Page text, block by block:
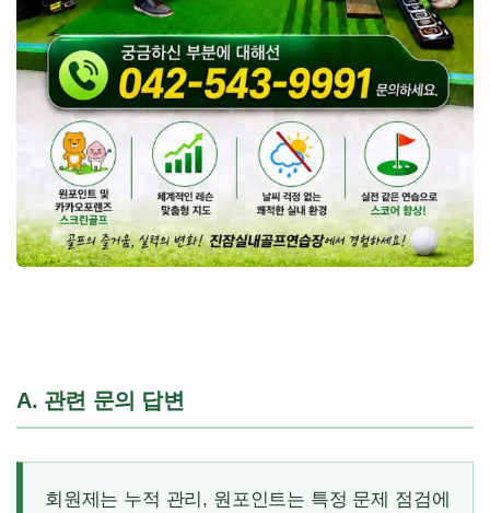
A. 관련 문의 답변
회원제는 누적 관리, 원포인트는 특정 문제 점검에